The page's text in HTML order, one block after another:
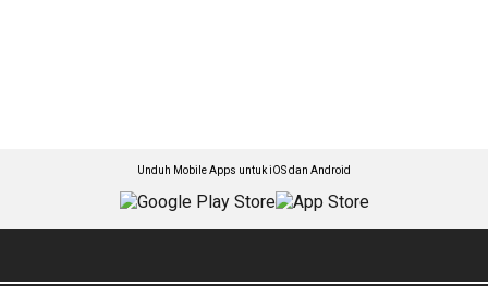
Unduh Mobile Apps untuk iOS dan Android